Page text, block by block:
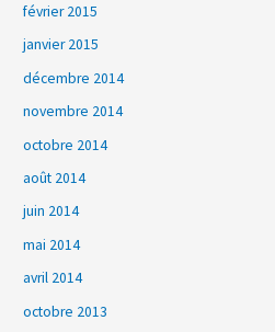
février 2015
janvier 2015
décembre 2014
novembre 2014
octobre 2014
août 2014
juin 2014
mai 2014
avril 2014
octobre 2013